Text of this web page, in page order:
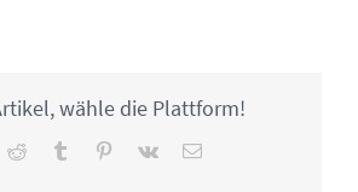
wähle die Plattform!
Reddit Tumblr Pinterest
Vk Email